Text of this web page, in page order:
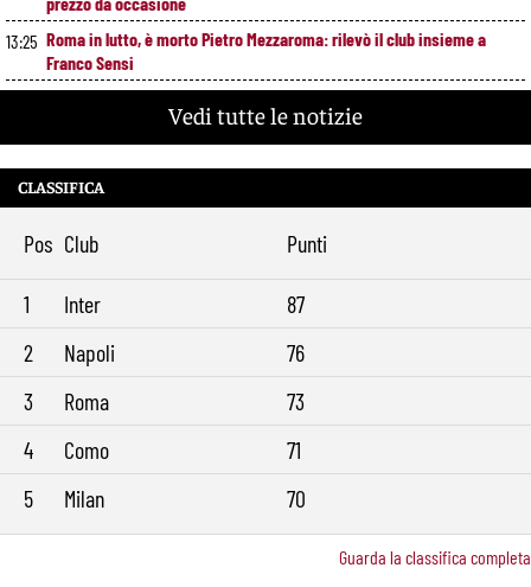
13:25 Roma in lutto, è morto Pietro Mezzaroma: rilevò il club insieme a
Franco Sensi
Roma, segnali di crescita contro il Newport: cosa ha funzionato e
cosa va ancora migliorato
9:29
Roma-Molina, trattativa in avanzamento: sul tavolo 17 milioni per
Vedi tutte le notizie
CLASSIFICA
Pos Club Punti
1 Inter
87
2
Napoli
76
3
Roma
73
4
Como
71
5
Milan 70
Guarda la classifica completa